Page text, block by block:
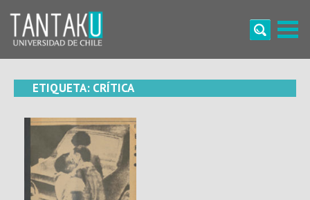
content
ETIQUETA: CRÍTICA